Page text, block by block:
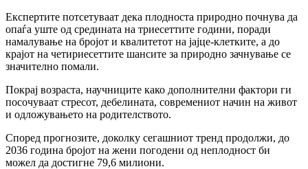
Експертите потсетуваат дека плодноста природно почнува да
опаѓа уште од средината на триесеттите години, поради
намалување на бројот и квалитетот на јајце-клетките, а до
крајот на четириесеттите шансите за природно зачнување се
значително помали.
Покрај возраста, научниците како дополнителни фактори ги
посочуваат стресот, дебелината, современиот начин на живот
и одложувањето на родителството.
Според прогнозите, доколку сегашниот тренд продолжи, до
2036 година бројот на жени погодени од неплодност би
можел да достигне 79,6 милиони.